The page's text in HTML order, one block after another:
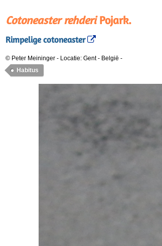
Cotoneaster rehderiPojark.
Rimpelige cotoneaster
© Peter Meininger - Locatie: Gent - België -
Habitus